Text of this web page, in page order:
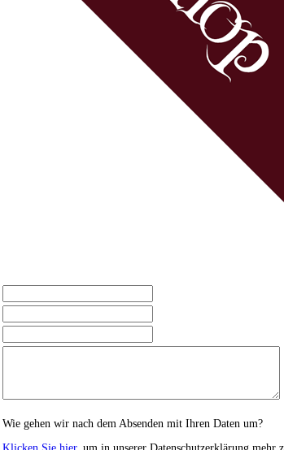
Wie gehen wir nach dem Absenden mit Ihren Daten um?